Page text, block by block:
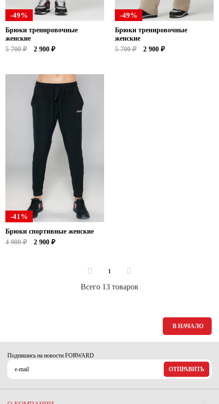
-49%
Брюки тренировочные
женские
5 700 ₽
2 900 ₽
-49%
Брюки тренировочные
женские
5 700 ₽
2 900 ₽
-41%
Брюки спортивные женские
4 900 ₽
2 900 ₽
1
Всего 13 товаров
В НАЧАЛО
Подпишись на новости FORWARD
ОТПРАВИТЬ